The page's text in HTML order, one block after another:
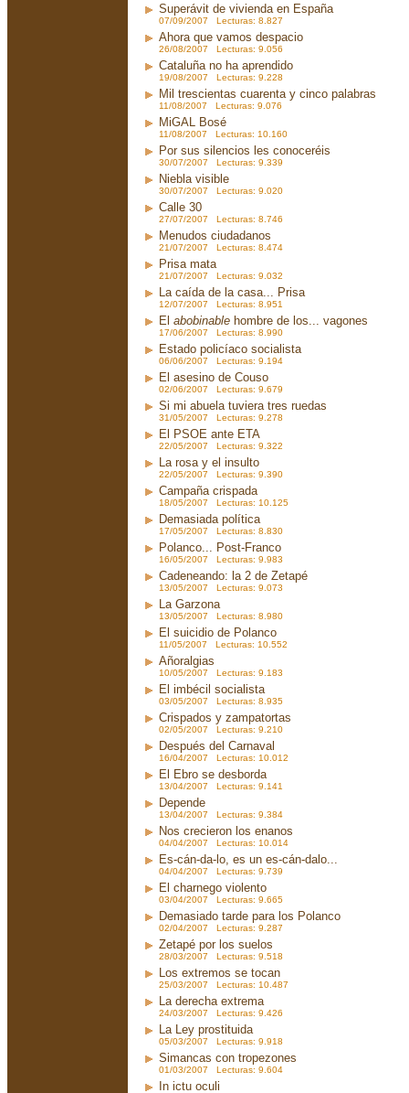
Superávit de vivienda en España
07/09/2007 Lecturas: 8.827
Ahora que vamos despacio
26/08/2007 Lecturas: 9.056
Cataluña no ha aprendido
19/08/2007 Lecturas: 9.228
Mil trescientas cuarenta y cinco palabras
11/08/2007 Lecturas: 9.076
MiGAL Bosé
11/08/2007 Lecturas: 10.160
Por sus silencios les conoceréis
30/07/2007 Lecturas: 9.339
Niebla visible
30/07/2007 Lecturas: 9.020
Calle 30
27/07/2007 Lecturas: 8.746
Menudos ciudadanos
21/07/2007 Lecturas: 8.474
Prisa mata
21/07/2007 Lecturas: 9.032
La caída de la casa... Prisa
12/07/2007 Lecturas: 8.951
El abobinable hombre de los... vagones
17/06/2007 Lecturas: 8.990
Estado policíaco socialista
06/06/2007 Lecturas: 9.194
El asesino de Couso
02/06/2007 Lecturas: 9.679
Si mi abuela tuviera tres ruedas
31/05/2007 Lecturas: 9.278
El PSOE ante ETA
22/05/2007 Lecturas: 9.322
La rosa y el insulto
22/05/2007 Lecturas: 9.390
Campaña crispada
18/05/2007 Lecturas: 10.125
Demasiada política
17/05/2007 Lecturas: 8.830
Polanco... Post-Franco
16/05/2007 Lecturas: 9.983
Cadeneando: la 2 de Zetapé
13/05/2007 Lecturas: 9.073
La Garzona
13/05/2007 Lecturas: 8.980
El suicidio de Polanco
11/05/2007 Lecturas: 10.552
Añoralgias
10/05/2007 Lecturas: 9.183
El imbécil socialista
03/05/2007 Lecturas: 8.935
Crispados y zampatortas
02/05/2007 Lecturas: 9.210
Después del Carnaval
16/04/2007 Lecturas: 10.012
El Ebro se desborda
13/04/2007 Lecturas: 9.141
Depende
13/04/2007 Lecturas: 9.384
Nos crecieron los enanos
04/04/2007 Lecturas: 10.014
Es-cán-da-lo, es un es-cán-dalo...
04/04/2007 Lecturas: 9.739
El charnego violento
03/04/2007 Lecturas: 9.665
Demasiado tarde para los Polanco
02/04/2007 Lecturas: 9.287
Zetapé por los suelos
28/03/2007 Lecturas: 9.518
Los extremos se tocan
25/03/2007 Lecturas: 10.487
La derecha extrema
24/03/2007 Lecturas: 9.426
La Ley prostituida
05/03/2007 Lecturas: 9.918
Simancas con tropezones
01/03/2007 Lecturas: 9.604
In ictu oculi